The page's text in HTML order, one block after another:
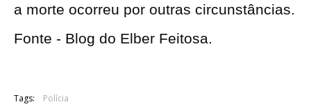
a morte ocorreu por outras circunstâncias.
Fonte - Blog do Elber Feitosa.
Tags: Polícia